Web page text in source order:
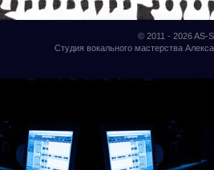
© 2011 - 2026AS-
Студия вокального мастерства